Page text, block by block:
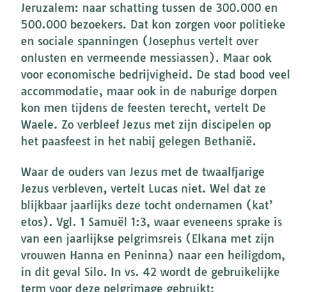
Jeruzalem: naar schatting tussen de 300.000 en
500.000 bezoekers. Dat kon zorgen voor politieke
en sociale spanningen (Josephus vertelt over
onlusten en vermeende messiassen). Maar ook
voor economische bedrijvigheid. De stad bood veel
accommodatie, maar ook in de naburige dorpen
kon men tijdens de feesten terecht, vertelt De
Waele. Zo verbleef Jezus met zijn discipelen op
het paasfeest in het nabij gelegen Bethanië.
Waar de ouders van Jezus met de twaalfjarige
Jezus verbleven, vertelt Lucas niet. Wel dat ze
blijkbaar jaarlijks deze tocht ondernamen (kat’
etos). Vgl. 1 Samuël 1:3, waar eveneens sprake is
van een jaarlijkse pelgrimsreis (Elkana met zijn
vrouwen Hanna en Peninna) naar een heiligdom,
in dit geval Silo. In vs. 42 wordt de gebruikelijke
term voor deze pelgrimage gebruikt: